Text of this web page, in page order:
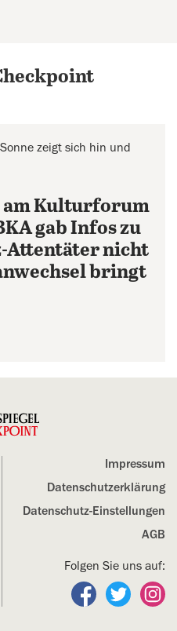
zeigt sich hin und
am Kulturforum
gab Infos zu
Attentäter nicht
bringt
Impressum
Datenschutz­erklärung
Datenschutz-Einstellungen
AGB
Folgen Sie uns auf:
Folgen Sie